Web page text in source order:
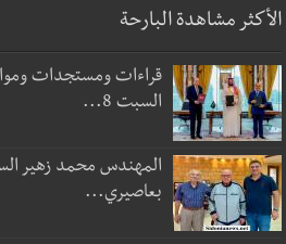
الأكثر مشاهدة البارحة
قراءات ومستجدات
السبت 8...
المهندس محمد زهير
بعاصيري...